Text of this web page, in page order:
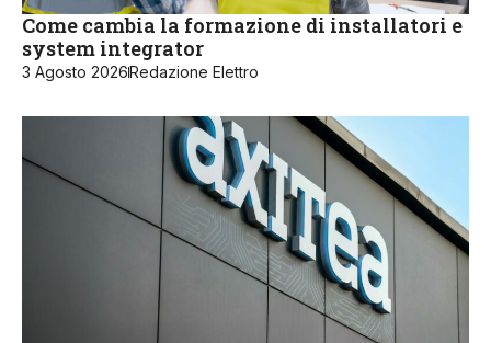
Come cambia la formazione di installatori e
system integrator
3 Agosto 2026Redazione Elettro